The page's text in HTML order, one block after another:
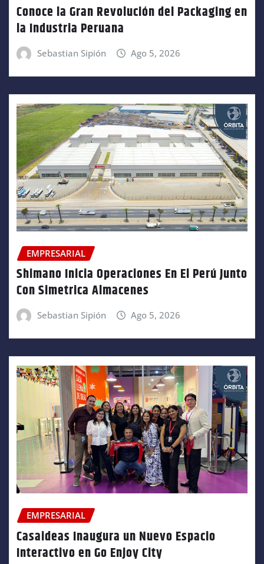
Conoce la Gran Revolución del Packaging en
la Industria Peruana
Sebastian Sipión Ago 5, 2026
EMPRESARIAL
Shimano Inicia Operaciones En El Perú Junto
Con Simetrica Almacenes
Sebastian Sipión Ago 5, 2026
EMPRESARIAL
Casaideas Inaugura un Nuevo Espacio
Interactivo en Go Enjoy City